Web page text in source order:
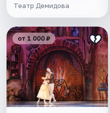
Театр Демидова
от 1 000 ₽